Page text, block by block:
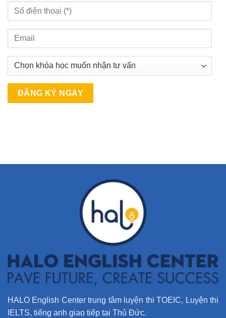
HALO English Center trung tâm luyện thi TOEIC, Luyện thi
IELTS, tiếng anh giao tiếp tại Thủ Đức.